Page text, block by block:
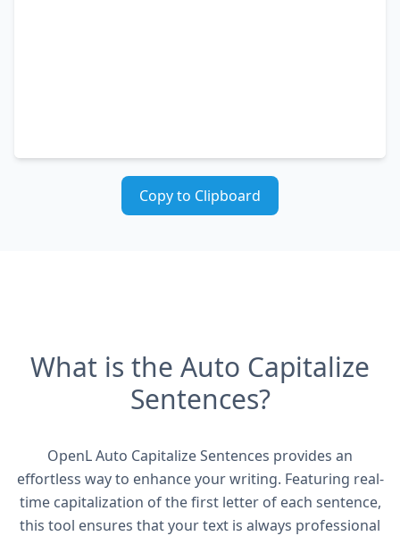
Copy to Clipboard
What is the Auto Capitalize
Sentences?
OpenL Auto Capitalize Sentences provides an
effortless way to enhance your writing. Featuring real-
time capitalization of the first letter of each sentence,
this tool ensures that your text is always professional